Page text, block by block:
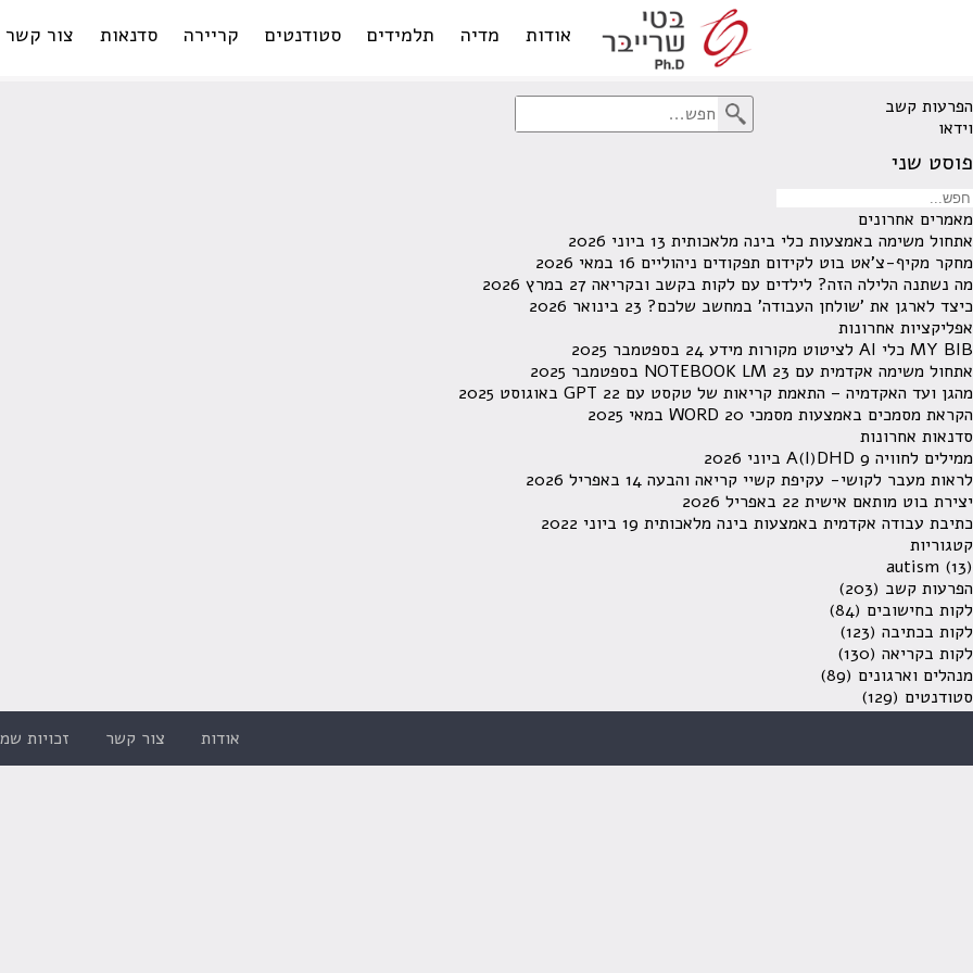
אודות מדיה תלמידים סטודנטים קריירה סדנאות צור קשר ארכיון תגיות: וידאו
הפרעות קשב
וידאו
פוסט שני
מאמרים אחרונים
אתחול משימה באמצעות כלי בינה מלאכותית 13 ביוני 2026
מחקר מקיף-צ'אט בוט לקידום תפקודים ניהוליים 16 במאי 2026
מה נשתנה הלילה הזה? לילדים עם לקות בקשב ובקריאה 27 במרץ 2026
כיצד לארגן את 'שולחן העבודה' במחשב שלכם? 23 בינואר 2026
אפליקציות אחרונות
MY BIB כלי AI לציטוט מקורות מידע
24 בספטמבר 2025
אתחול משימה אקדמית עם NOTEBOOK LM 23 בספטמבר 2025
מהגן ועד האקדמיה – התאמת קריאות של טקסט עם GPT 22 באוגוסט 2025
הקראת מסמכים באמצעות מסמכי WORD 20 במאי 2025
סדנאות אחרונות
ממילים לחוויה A(I)DHD 9 ביוני 2026
לראות מעבר לקושי- עקיפת קשיי קריאה והבעה 14 באפריל 2026
יצירת בוט מותאם אישית 22 באפריל 2026
כתיבת עבודה אקדמית באמצעות בינה מלאכותית 19 ביוני 2022
קטגוריות
autism (13)
הפרעות קשב (203)
לקות בחישובים (84)
לקות בכתיבה (123)
לקות בקריאה (130)
מנהלים וארגונים (89)
סטודנטים (129)
אודות
צור קשר זכויות